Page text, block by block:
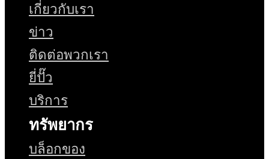
เกี่ยวกับเรา
ข่าว
ติดต่อพวกเรา
ยี่ปั๊ว
บริการ
ทรัพยากร
บล็อกของ